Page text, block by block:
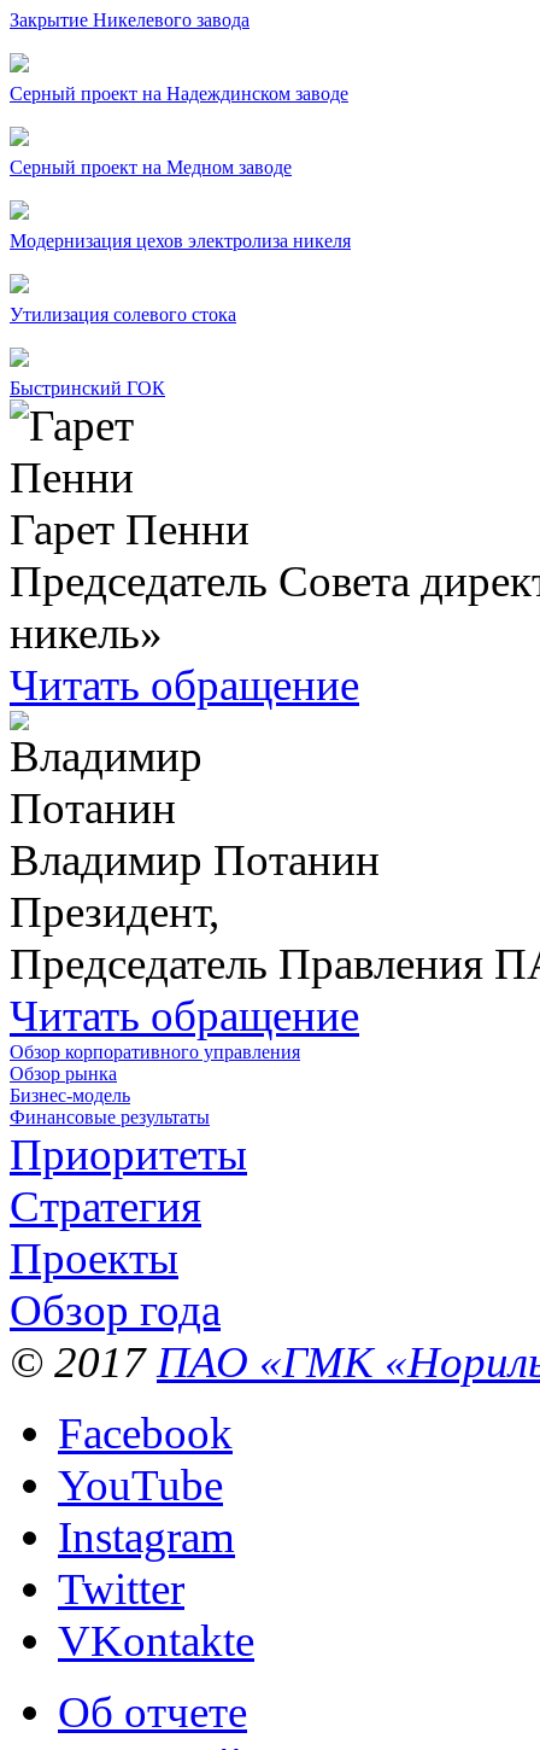
Закрытие Никелевого завода
Серный проект на Надеждинском заводе
Серный проект на Медном заводе
Модернизация цехов электролиза никеля
Утилизация солевого стока
Быстринский ГОК
Гарет Пенни
Председатель Совета
никель»
Читать обращение
Владимир Потанин
Президент,
Председатель Правления
Читать обращение
Обзор корпоративного управления
Обзор рынка
Бизнес-модель
Финансовые результаты
Приоритеты
Стратегия
Проекты
Обзор года
© 2017 ПАО «ГМК
Facebook
YouTube
Instagram
Twitter
VKontakte
Об отчете